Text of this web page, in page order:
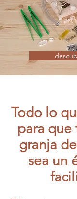
Todo lo
para que
granja
sea un